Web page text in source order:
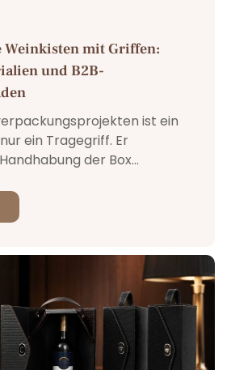
Weinkisten mit Griffen:
und B2B-
ist ein
ein Tragegriff. Er
der Box...